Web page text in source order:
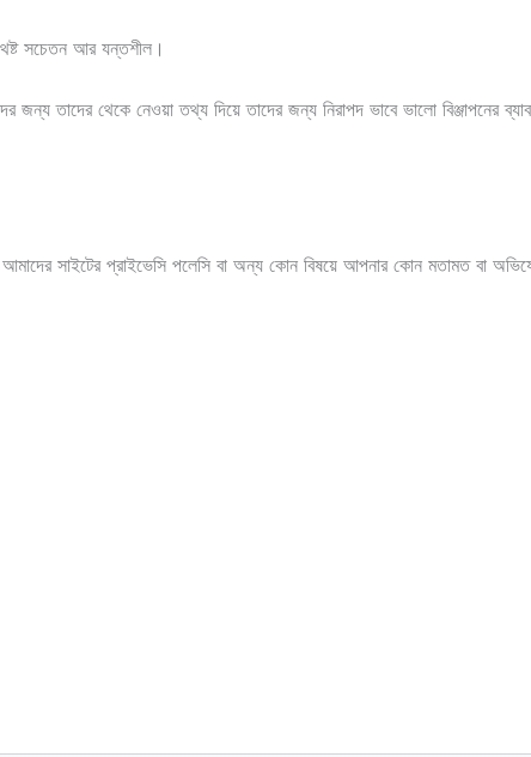
সচেতন আর যন্তশীল।
জন্য তাদের থেকে নেওয়া তথ্য দিয়ে তাদের জন্য নিরাপদ ভাবে ভালো বিঞ্জাপনের
সাইটের প্রাইভেসি পলেসি বা অন্য কোন বিষয়ে আপনার কোন মতামত বা